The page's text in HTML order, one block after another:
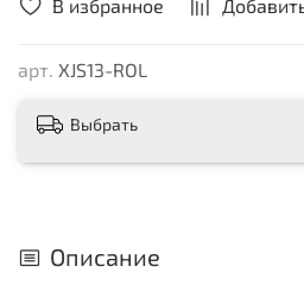
В избранное
арт. XJS13-ROL
Выбрать
Описание